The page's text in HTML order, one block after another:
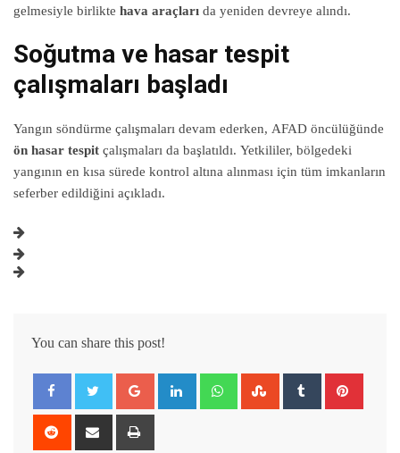
gelmesiyle birlikte hava araçları da yeniden devreye alındı.
Soğutma ve hasar tespit
çalışmaları başladı
Yangın söndürme çalışmaları devam ederken, AFAD öncülüğünde
ön hasar tespit çalışmaları da başlatıldı. Yetkililer, bölgedeki
yangının en kısa sürede kontrol altına alınması için tüm imkanların
seferber edildiğini açıkladı.
You can share this post!
Email